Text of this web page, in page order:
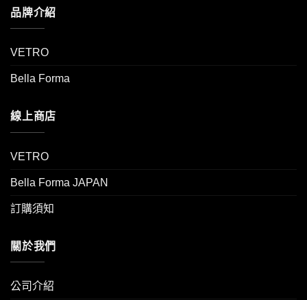
品牌介紹
VETRO
Bella Forma
線上商店
VETRO
Bella Forma JAPAN
訂購須知
關於我們
公司介紹